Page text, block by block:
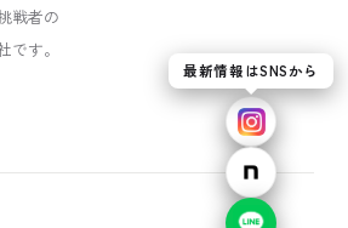
戦者の
です。
最新情報はSNSから